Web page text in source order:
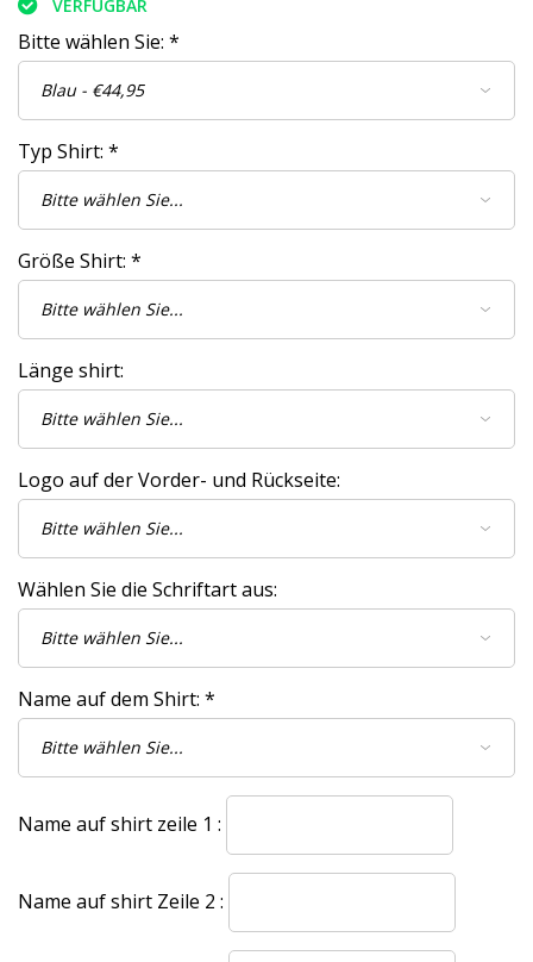
VERFÜGBAR
Bitte wählen Sie: *
Typ Shirt: *
Größe Shirt: *
Länge shirt:
Logo auf der Vorder- und Rückseite:
Wählen Sie die Schriftart aus:
Name auf dem Shirt: *
Name auf shirt zeile 1 :
Name auf shirt Zeile 2 :